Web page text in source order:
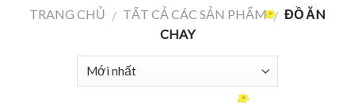
TRANG CHỦ / TẤT CẢ CÁC SẢN PHẨM / ĐỒ ĂN
CHAY